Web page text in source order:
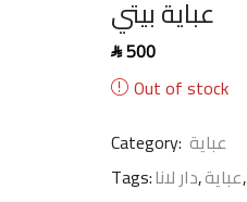
عباية بيتي
SAR500
Out of stock
Category: عباية
Tags:دار لانا,عباية,